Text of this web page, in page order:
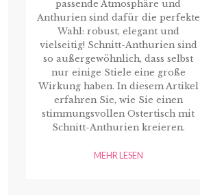
passende Atmosphäre und
Anthurien sind dafür die perfekte
Wahl: robust, elegant und
vielseitig! Schnitt-Anthurien sind
so außergewöhnlich, dass selbst
nur einige Stiele eine große
Wirkung haben. In diesem Artikel
erfahren Sie, wie Sie einen
stimmungsvollen Ostertisch mit
Schnitt-Anthurien kreieren.
MEHR LESEN